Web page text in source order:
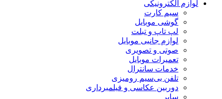
لوازم الکترونیکی
سیم کارت
گوشی موبایل
لپ تاپ و تبلت
لوازم جانبی موبایل
صوتی و تصویری
تعمیرات موبایل
خدمات سانترال
تلفن بی‌سیم رومیزی
دوربین عکاسی و فیلمبرداری
سایر